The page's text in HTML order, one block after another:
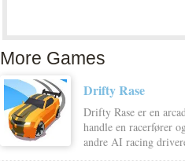
More Games
Drifty Rase
Drifty Rase er en
handle en racerfører
andre AI racing